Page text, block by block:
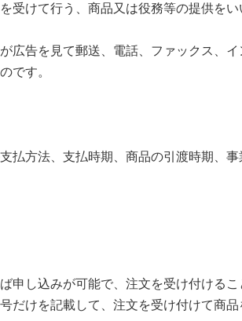
けて行う、商品又は役務等の提供を
告を見て郵送、電話、ファックス、
です。
方法、支払時期、商品の引渡時期、事
し込みが可能で、注文を受け付ける
だけを記載して、注文を受け付けて商